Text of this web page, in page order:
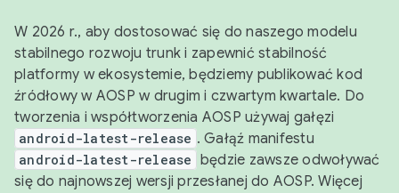
W 2026 r., aby dostosować się do naszego modelu
stabilnego rozwoju trunk i zapewnić stabilność
platformy w ekosystemie, będziemy publikować kod
źródłowy w AOSP w drugim i czwartym kwartale. Do
tworzenia i współtworzenia AOSP używaj gałęzi
android-latest-release . Gałąź manifestu
android-latest-release będzie zawsze odwoływać
się do najnowszej wersji przesłanej do AOSP. Więcej